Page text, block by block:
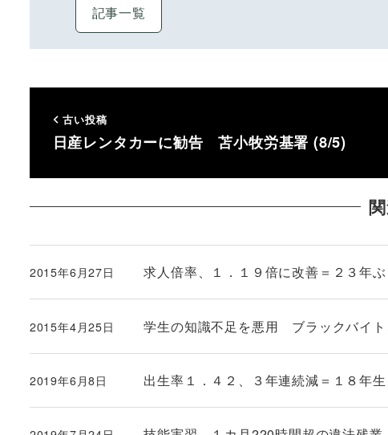
記事一覧
古い投稿
日産レンタカーに勧告 苫小牧労基署 (8/5)
求人倍率、１．１９倍に改善＝２３年
投稿日
2015年6月27日
学生の知識不足を悪用 ブラックバイト
投稿日
2015年4月25日
出生率１．４２、３年連続減＝１８年
投稿日
2019年6月8日